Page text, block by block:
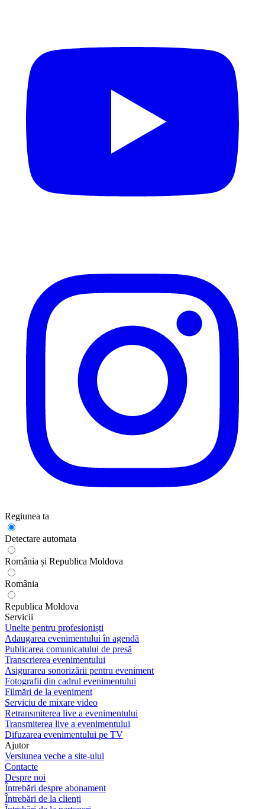
Regiunea ta
Detectare automata
România și Republica Moldova
România
Republica Moldova
Servicii
Unelte pentru profesioniști
Adaugarea evenimentului în agendă
Publicarea comunicatului de presă
Transcrierea evenimentului
Asigurarea sonorizării pentru eveniment
Fotografii din cadrul evenimentului
Filmări de la eveniment
Serviciu de mixare video
Retransmiterea live a evenimentului
Transmiterea live a evenimentului
Difuzarea evenimentului pe TV
Ajutor
Versiunea veche a site-ului
Contacte
Despre noi
Întrebări despre abonament
Întrebări de la clienți